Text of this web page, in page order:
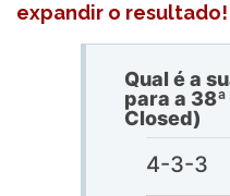
expandir o resultado!
Qual é a
para a
Closed)
4-3-3